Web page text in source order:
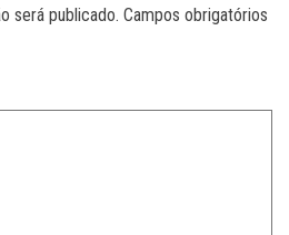
será publicado. Campos obrigatórios